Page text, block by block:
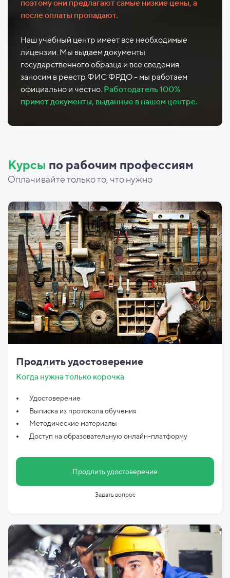
поэтому они предлагают самые низкие цены, а
после оплаты пропадают.
Наш учебный центр имеет все необходимые
лицензии. Мы выдаем документы
государственного образца и все сведения
заносим в реестр ФИС ФРДО - мы работаем
официально и честно. Работодатель 100%
примет документы, выданные в нашем центре.
Курсы по рабочим профессиям
Оплачивайте только то, что нужно
Продлить удостоверение
Когда нужна только корочка
Удостоверение
Выписка из протокола обучения
Методические материалы
Доступ на образовательную онлайн-платформу
Продлить удостоверение
Задать вопрос